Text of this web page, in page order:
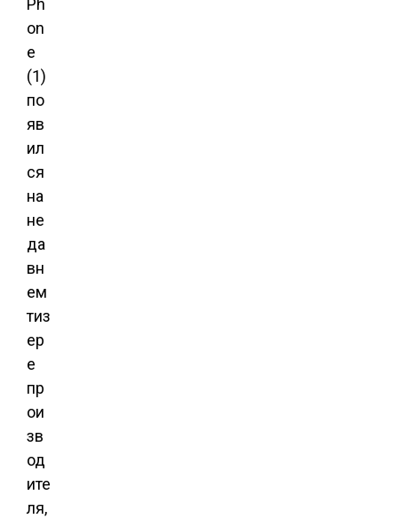
Ph
on
e
(1)
по
яв
ил
ся
на
не
да
вн
ем
тиз
ер
е
пр
ои
зв
од
ите
ля,